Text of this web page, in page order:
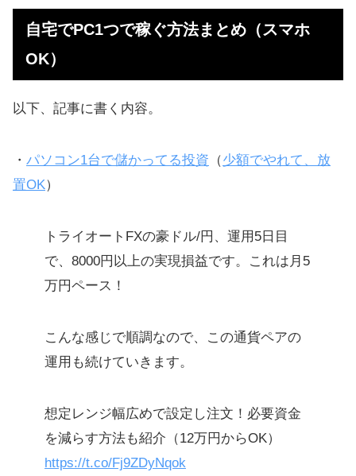
マホOK）
パソコン1台で儲かってる投資 @自
宅
る
働かずにタブレットでも儲かる取引
インカムゲイン！待つだけの不労所
【不動産】大家になって家賃収入を
ゲット
パソコン・スマホでハイリターンを
お金に働いてもらおう！株主になっ
て一攫千金
ブログで利益（収支・収益）を公開
中
【働かずに稼ぐ】何もせずとも手取
自宅でPC1つで稼ぐ方法まとめ（スマホ
OK）
以下、記事に書く内容。
・ パソコン1台で儲かってる投資 （少額でやれて、放
置OK）
トライオートFXの豪ドル/円、運用5日目
で、8000円以上の実現損益です。これは月5
万円ペース！
こんな感じで順調なので、この通貨ペアの
運用も続けていきます。
想定レンジ幅広めで設定し注文！必要資金
を減らす方法も紹介（12万円からOK）
https://t.co/Fj9ZDyNqok